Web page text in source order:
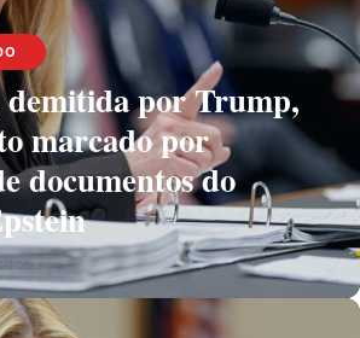
demitida por Trump,
marcado por
documentos do